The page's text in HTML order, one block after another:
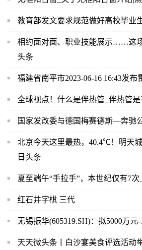
教育部发文要求规范做好高校毕业
相约面对面、职业技能展示……这场
头条
福建省南平市2023-06-16 16:43发布
全球视点！什么是伴热管_伴热管是
国家发改委与德国梅赛德斯—奔驰
北京今天这里最热，40.4℃！明天
日头条
夏至端午“手拉手”，本世纪仅有7次
红石井字棋 三代
无锡振华(605319.SH)：拟5000万
天天微头条丨白沙宴美食评选活动